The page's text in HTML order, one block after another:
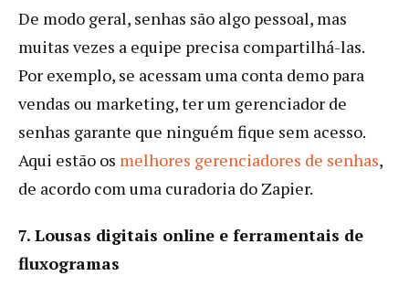
De modo geral, senhas são algo pessoal, mas
muitas vezes a equipe precisa compartilhá-las.
Por exemplo, se acessam uma conta demo para
vendas ou marketing, ter um gerenciador de
senhas garante que ninguém fique sem acesso.
Aqui estão os melhores gerenciadores de senhas,
de acordo com uma curadoria do Zapier.
7. Lousas digitais online e ferramentais de
fluxogramas